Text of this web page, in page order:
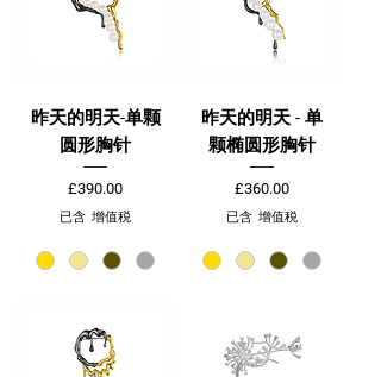
昨天的明天-单颗
圆形胸针
價格
£390.00
已含 增值税
昨天的明天 - 单
颗椭圆形胸针
價格
£360.00
已含 增值税